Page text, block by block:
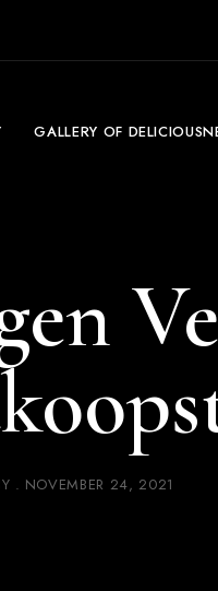
GALLERY OF
NOVEMBER 24, 2021